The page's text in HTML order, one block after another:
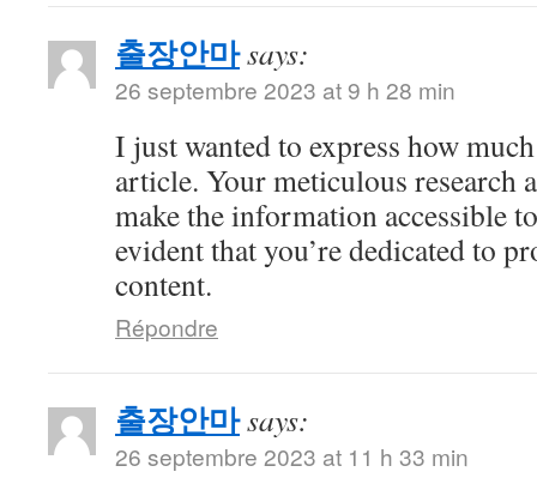
출장안마says:
26 septembre 2023 at 9 h 28 min
I just wanted to express how
article. Your meticulous research
make the information accessible
evident that you’re dedicated to
content.
Répondre
출장안마says:
26 septembre 2023 at 11 h 33 min